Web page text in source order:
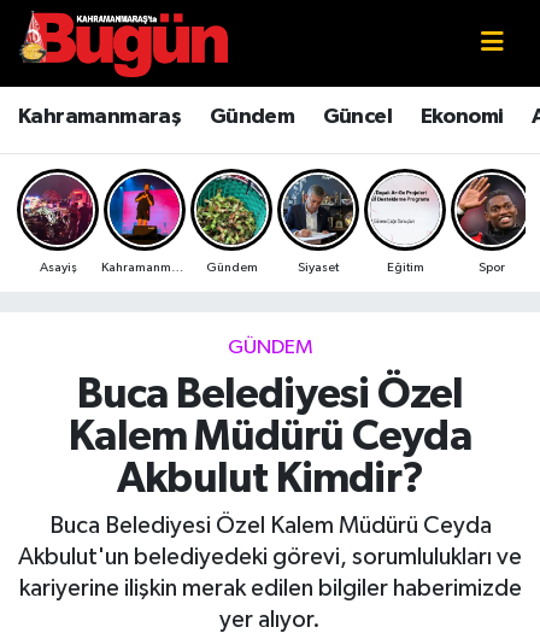
Kahramanmaraş Gündem Güncel Ekonomi
Asayiş Gündem Siyaset Eğitim Spor
GÜNDEM
Buca Belediyesi Özel
Kalem Müdürü Ceyda
Akbulut Kimdir?
Buca Belediyesi Özel Kalem Müdürü Ceyda
Akbulut'un belediyedeki görevi, sorumlulukları ve
kariyerine ilişkin merak edilen bilgiler haberimizde
yer alıyor.
Kahramanmaraş
Kahramanmaraş Sokak Röportajları
Bilim ve Teknoloji
Çevre
Ekonomi
Güncel
Haberde İnsan
Kahramanmaraş Nöbetçi Eczaneler
Kahramanmaraş Hava Durumu
Kahramanmaraş Namaz Vakitleri
Kahramanmaraş Trafik Yoğunluk Haritası
Süper Lig Puan Durumu ve Fikstür
Tüm Manşetler
Son Dakika Haberleri
Haber Arşivi